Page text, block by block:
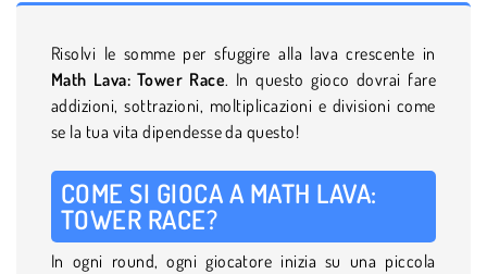
Risolvi le somme per sfuggire alla lava crescente in
Math Lava: Tower Race. In questo gioco dovrai fare
addizioni, sottrazioni, moltiplicazioni e divisioni come
se la tua vita dipendesse da questo!
COME SI GIOCA A MATH LAVA:
TOWER RACE?
In ogni round, ogni giocatore inizia su una piccola